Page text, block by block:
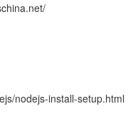
nodejs-install-setup.html